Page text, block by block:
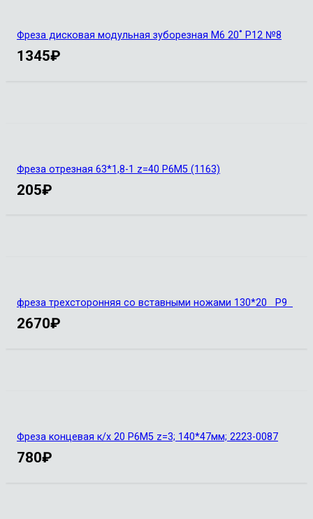
Фреза дисковая модульная зуборезная М6 20˚ Р12 №8
1345₽
Фреза отрезная 63*1,8-1 z=40 Р6М5 (1163)
205₽
фреза трехсторонняя со вставными ножами 130*20 Р9
2670₽
Фреза концевая к/х 20 Р6М5 z=3; 140*47мм; 2223-0087
780₽